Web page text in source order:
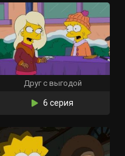
Друг с выгодой
6 серия